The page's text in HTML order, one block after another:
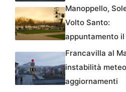
Manoppello,
Volto Santo:
appuntamento
Francavilla al
instabilità
aggiornamenti